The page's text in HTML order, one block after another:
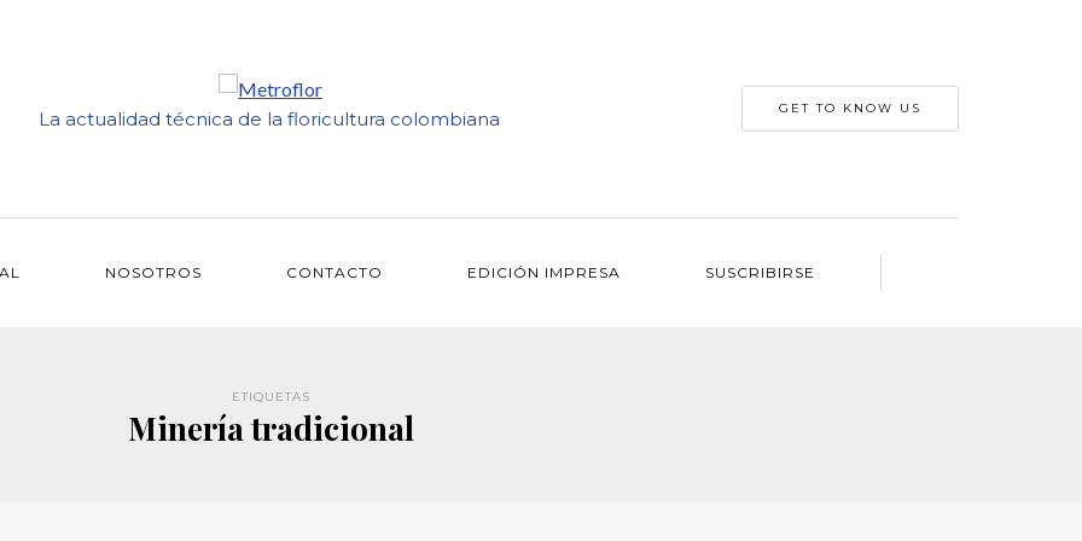
La actualidad técnica de la floricultura colombiana GET TO KNOW US
NOSOTROS CONTACTO EDICIÓN IMPRESA SUSCRIBIRSE
ETIQUETAS
Minería tradicional